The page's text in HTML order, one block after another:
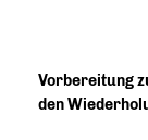
Vorbereitung
den